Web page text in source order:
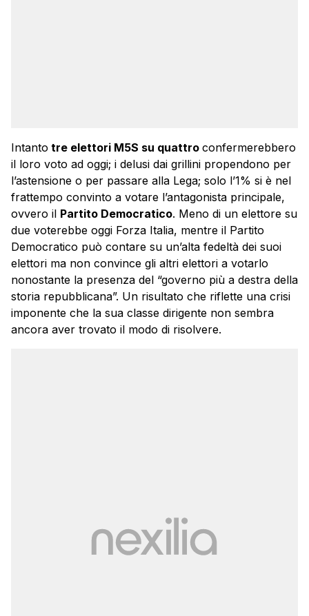
Intanto tre elettori M5S su quattro confermerebbero
il loro voto ad oggi; i delusi dai grillini propendono per
l’astensione o per passare alla Lega; solo l’1% si è nel
frattempo convinto a votare l’antagonista principale,
ovvero il Partito Democratico. Meno di un elettore su
due voterebbe oggi Forza Italia, mentre il Partito
Democratico può contare su un’alta fedeltà dei suoi
elettori ma non convince gli altri elettori a votarlo
nonostante la presenza del “governo più a destra della
storia repubblicana”. Un risultato che riflette una crisi
imponente che la sua classe dirigente non sembra
ancora aver trovato il modo di risolvere.